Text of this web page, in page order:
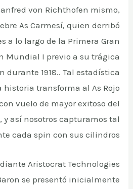
von Richthofen mismo,
As Carmesí, quien derribó
a lo largo de la Primera Gran
Mundial I previo a su trágica
durante 1918.. Tal estadística
transforma al As Rojo
vuelo de mayor exitoso del
y así nosotros capturamos tal
cada spin con sus cilindros.
Aristocrat Technologies
se presentó inicialmente